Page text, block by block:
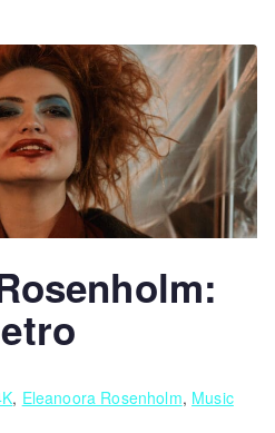
, Eleanoora Rosenholm, Music